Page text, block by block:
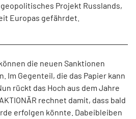
Projekt Russlands,
Europas gefährdet.
die neuen Sanktionen
Im Gegenteil, die das Papier kann
rückt das Hoch aus dem Jahre
rechnet damit, dass bald
erfolgen könnte. Dabeibleiben